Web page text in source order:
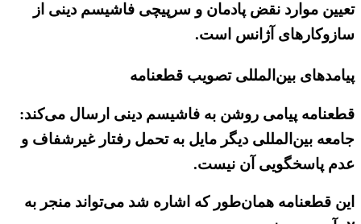
تعیین موارد نقض پادمان و سرپیچی فاشیسم دینی از
سازوکارهای آژانس است.
پیامدهای بین‌المللی تصویب قطعنامه
قطعنامه پیامی روشن به فاشیسم دینی ارسال می‌کند:
جامعه بین‌المللی دیگر مایل به تحمل رفتار غیرشفاف و
عدم پاسخگویی آن نیست.
این قطعنامه همان‌طور که اشاره شد می‌تواند منجر به